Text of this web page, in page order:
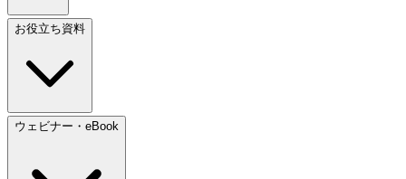
お役立ち資料
ウェビナー・eBook